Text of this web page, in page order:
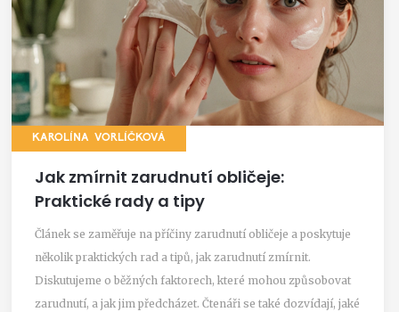
KAROLÍNA VORLÍČKOVÁ
Jak zmírnit zarudnutí obličeje:
Praktické rady a tipy
Článek se zaměřuje na příčiny zarudnutí obličeje a poskytuje
několik praktických rad a tipů, jak zarudnutí zmírnit.
Diskutujeme o běžných faktorech, které mohou způsobovat
zarudnutí, a jak jim předcházet. Čtenáři se také dozvídají, jaké